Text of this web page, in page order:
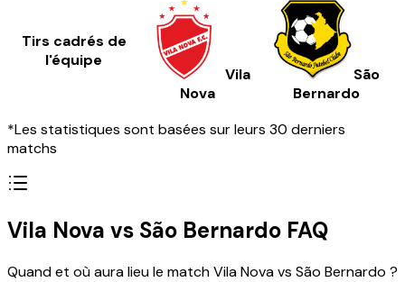
Tirs cadrés de
l'équipe
Vila
Nova
São
Bernardo
*Les statistiques sont basées sur leurs 30 derniers
matchs
Vila Nova vs São Bernardo FAQ
Quand et où aura lieu le match Vila Nova vs São Bernardo ?